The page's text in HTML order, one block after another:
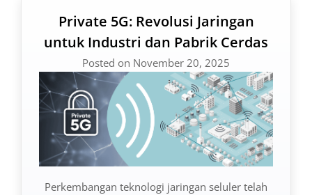
Private 5G: Revolusi Jaringan
untuk Industri dan Pabrik Cerdas
Posted on November 20, 2025
Perkembangan teknologi jaringan seluler telah